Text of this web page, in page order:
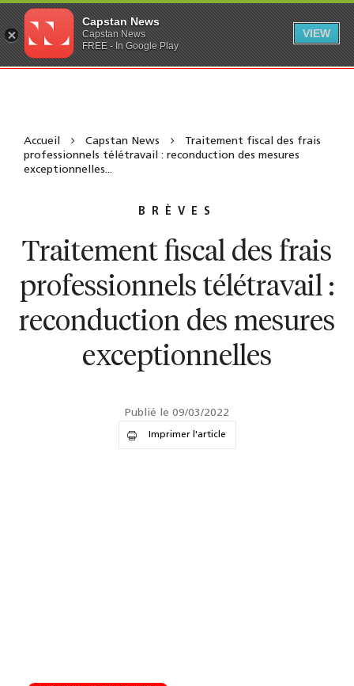
Accueil Capstan News
Traitement fiscal des frais
professionnels télétravail : reconduction des mesures
exceptionnelles...
BRÈVES
Traitement fiscal des frais
professionnels télétravail :
reconduction des mesures
exceptionnelles
Publié le 09/03/2022
Imprimer l'article
Capstan News
Capstan News
FREE - In Google Play
VIEW